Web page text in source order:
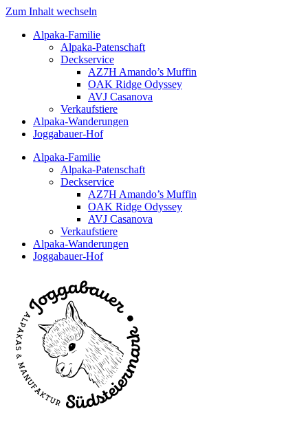
Zum Inhalt wechseln
Alpaka-Familie
Alpaka-Patenschaft
Deckservice
AZ7H Amando’s Muffin
OAK Ridge Odyssey
AVJ Casanova
Verkaufstiere
Alpaka-Wanderungen
Joggabauer-Hof
Alpaka-Familie
Alpaka-Patenschaft
Deckservice
AZ7H Amando’s Muffin
OAK Ridge Odyssey
AVJ Casanova
Verkaufstiere
Alpaka-Wanderungen
Joggabauer-Hof